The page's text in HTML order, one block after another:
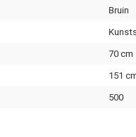
Bruin
70 cm
151
500